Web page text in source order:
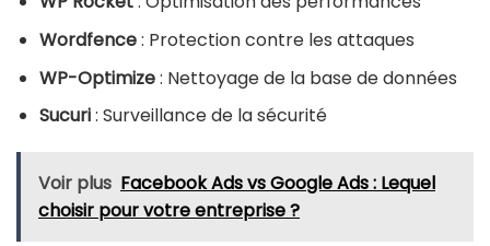
Wordfence: Protection contre les attaques
WP-Optimize: Nettoyage de la base de données
Sucuri: Surveillance de la sécurité
Voir plus Facebook Ads vs Google Ads : Lequel
choisir pour votre entreprise ?